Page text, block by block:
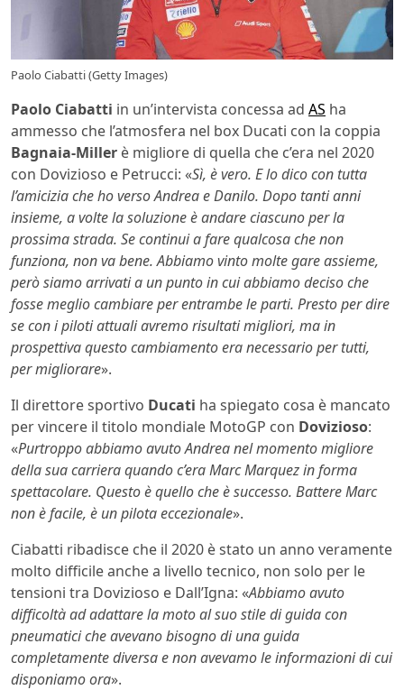
Paolo Ciabatti (Getty Images)
Paolo Ciabatti in un’intervista concessa ad AS ha
ammesso che l’atmosfera nel box Ducati con la coppia
Bagnaia-Miller è migliore di quella che c’era nel 2020
con Dovizioso e Petrucci: «Sì, è vero. E lo dico con tutta
l’amicizia che ho verso Andrea e Danilo. Dopo tanti anni
insieme, a volte la soluzione è andare ciascuno per la
prossima strada. Se continui a fare qualcosa che non
funziona, non va bene. Abbiamo vinto molte gare assieme,
però siamo arrivati a un punto in cui abbiamo deciso che
fosse meglio cambiare per entrambe le parti. Presto per dire
se con i piloti attuali avremo risultati migliori, ma in
prospettiva questo cambiamento era necessario per tutti,
per migliorare».
Il direttore sportivo Ducati ha spiegato cosa è mancato
per vincere il titolo mondiale MotoGP con Dovizioso:
«Purtroppo abbiamo avuto Andrea nel momento migliore
della sua carriera quando c’era Marc Marquez in forma
spettacolare. Questo è quello che è successo. Battere Marc
non è facile, è un pilota eccezionale».
Ciabatti ribadisce che il 2020 è stato un anno veramente
molto difficile anche a livello tecnico, non solo per le
tensioni tra Dovizioso e Dall’Igna: «Abbiamo avuto
difficoltà ad adattare la moto al suo stile di guida con
pneumatici che avevano bisogno di una guida
completamente diversa e non avevamo le informazioni di cui
disponiamo ora».